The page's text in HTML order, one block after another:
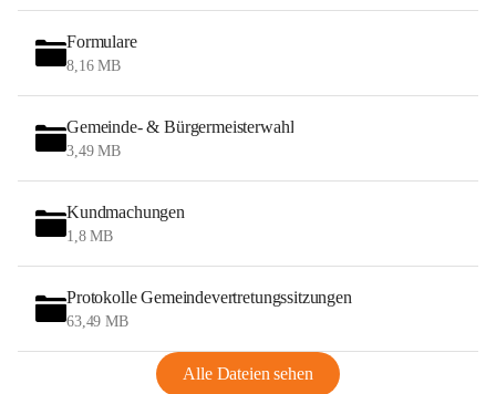
Formulare
8,16 MB
Gemeinde- & Bürgermeisterwahl
3,49 MB
Kundmachungen
1,8 MB
Protokolle Gemeindevertretungssitzungen
63,49 MB
Alle Dateien sehen